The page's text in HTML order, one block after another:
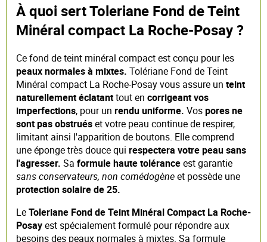
À quoi sert Toleriane Fond de Teint
Minéral compact La Roche-Posay ?
Ce fond de teint minéral compact est conçu pour les
peaux normales à mixtes. Tolériane Fond de Teint
Minéral compact La Roche-Posay vous assure un teint
naturellement éclatanttout en corrigeant vos
imperfections, pour un rendu uniforme. Vospores ne
sont pas obstruéset votre peau continue de respirer,
limitant ainsi l'apparition de boutons. Elle comprend
une éponge très douce qui respectera votre peau sans
l'agresser. Sa formule haute toléranceest garantie
sans conservateurs, non comédogèneet possède une
protection solaire de 25.
LeToleriane Fond de Teint Minéral Compact La Roche-
Posayest spécialement formulé pour répondre aux
besoins des peaux normales à mixtes. Sa formule